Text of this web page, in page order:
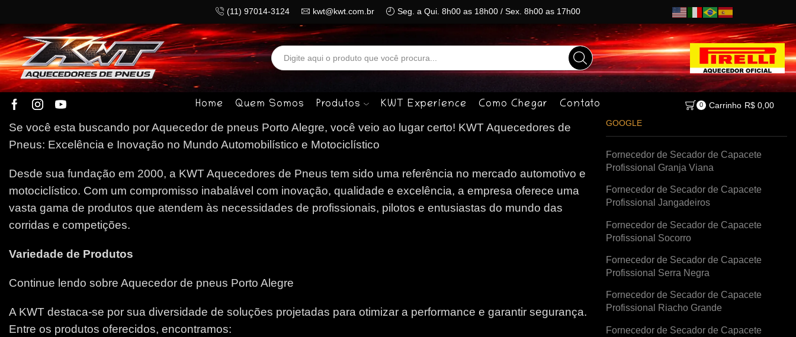
(11) 97014-3124 kwt@kwt.com.br Seg. a Qui. 8h00 as 18h00 / Sex. 8h00 as 17h00
Search
input
Home Quem Somos Produtos KWT Experience Como Chegar Contato 0 Carrinho R$0,00
Se você esta buscando por Aquecedor de pneus Porto Alegre, você veio ao lugar certo! KWT Aquecedores de
Pneus: Excelência e Inovação no Mundo Automobilístico e Motociclístico
Desde sua fundação em 2000, a KWT Aquecedores de Pneus tem sido uma referência no mercado automotivo e
motociclístico. Com um compromisso inabalável com inovação, qualidade e excelência, a empresa oferece uma
vasta gama de produtos que atendem às necessidades de profissionais, pilotos e entusiastas do mundo das
corridas e competições.
Variedade de Produtos
Continue lendo sobre Aquecedor de pneus Porto Alegre
A KWT destaca-se por sua diversidade de soluções projetadas para otimizar a performance e garantir segurança.
Entre os produtos oferecidos, encontramos:
GOOGLE
Fornecedor de Secador de Capacete
Profissional Granja Viana
Fornecedor de Secador de Capacete
Profissional Jangadeiros
Fornecedor de Secador de Capacete
Profissional Socorro
Fornecedor de Secador de Capacete
Profissional Serra Negra
Fornecedor de Secador de Capacete
Profissional Riacho Grande
Fornecedor de Secador de Capacete